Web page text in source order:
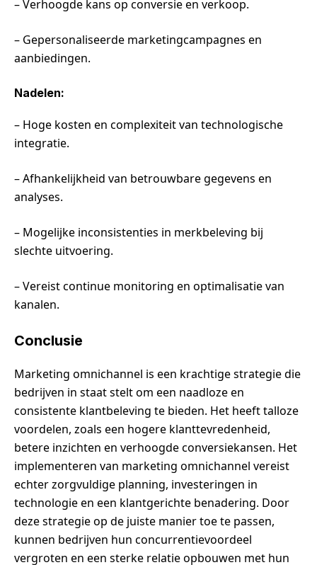
– Verhoogde kans op conversie en verkoop.
– Gepersonaliseerde marketingcampagnes en
aanbiedingen.
Nadelen:
– Hoge kosten en complexiteit van technologische
integratie.
– Afhankelijkheid van betrouwbare gegevens en
analyses.
– Mogelijke inconsistenties in merkbeleving bij
slechte uitvoering.
– Vereist continue monitoring en optimalisatie van
kanalen.
Conclusie
Marketing omnichannel is een krachtige strategie die
bedrijven in staat stelt om een naadloze en
consistente klantbeleving te bieden. Het heeft talloze
voordelen, zoals een hogere klanttevredenheid,
betere inzichten en verhoogde conversiekansen. Het
implementeren van marketing omnichannel vereist
echter zorgvuldige planning, investeringen in
technologie en een klantgerichte benadering. Door
deze strategie op de juiste manier toe te passen,
kunnen bedrijven hun concurrentievoordeel
vergroten en een sterke relatie opbouwen met hun